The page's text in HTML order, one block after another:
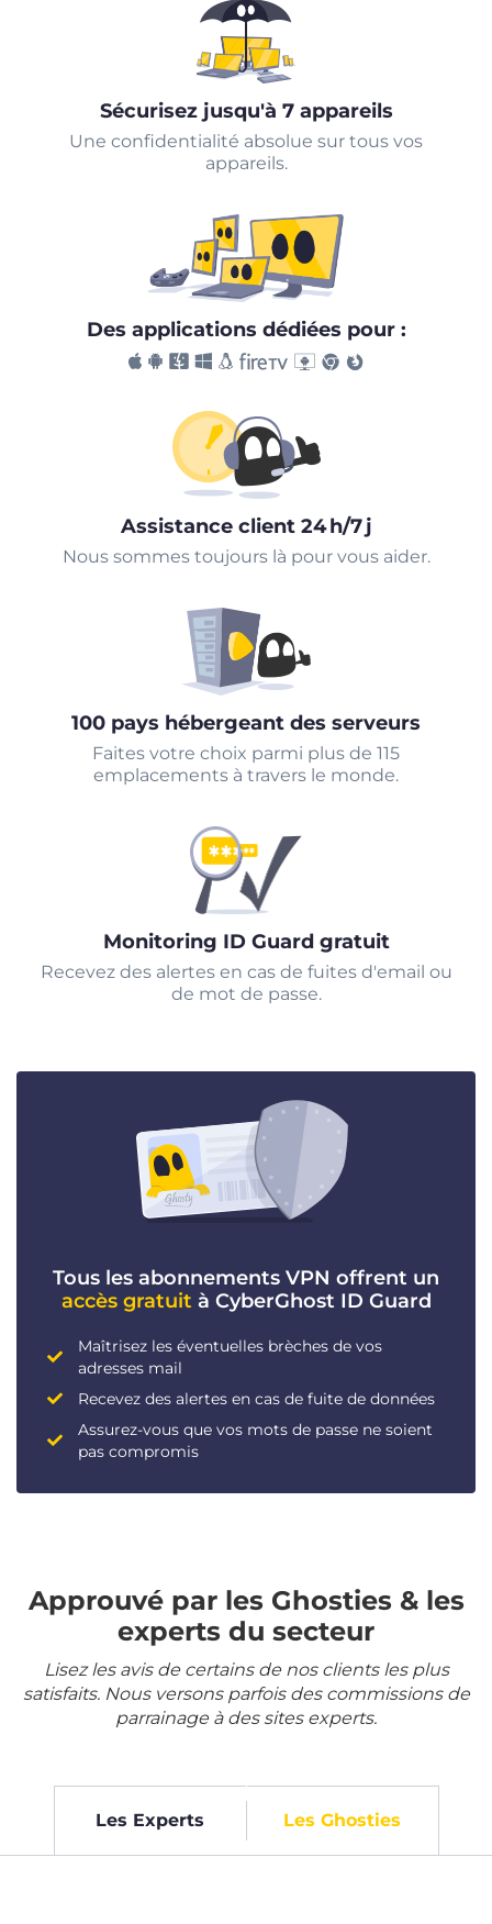
Sécurisez jusqu'à 7 appareils
Une confidentialité absolue sur tous vos
appareils.
Des applications dédiées pour :
Assistance client 24 h/7 j
Nous sommes toujours là pour vous aider.
100 pays hébergeant des serveurs
Faites votre choix parmi plus de 115
emplacements à travers le monde.
Monitoring ID Guard gratuit
Recevez des alertes en cas de fuites d'email ou
de mot de passe.
Tous les abonnements VPN offrent un
accès gratuit à CyberGhost ID Guard
Maîtrisez les éventuelles brèches de vos
adresses mail
Recevez des alertes en cas de fuite de données
Assurez-vous que vos mots de passe ne soient
pas compromis
Approuvé par les Ghosties & les
experts du secteur
Lisez les avis de certains de nos clients les plus
satisfaits. Nous versons parfois des commissions de
parrainage à des sites experts.
Les Experts Les Ghosties